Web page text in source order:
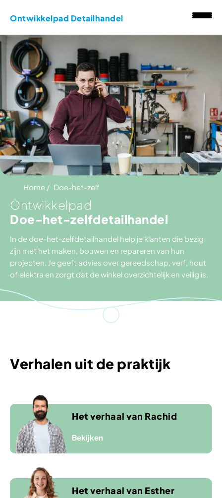
Ontwikkelpad Detailhandel
Home Doe-het-zelf
Ontwikkelpad
Doe-het-zelfdetailhandel
In de doe-het-zelfdetailhandel help je klanten die bezig
zijn met het maken, bouwen en repareren van hun
projecten. Je geeft advies over gereedschap, verf, hout
of elektra en zorgt dat de winkel overzichtelijk en veilig is.
Verhalen uit de praktijk
Het verhaal van Rachid
Het verhaal van Esther